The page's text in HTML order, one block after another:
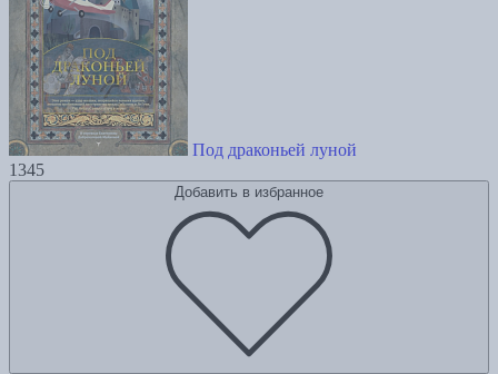
Под драконьей луной
1345
Добавить в избранное